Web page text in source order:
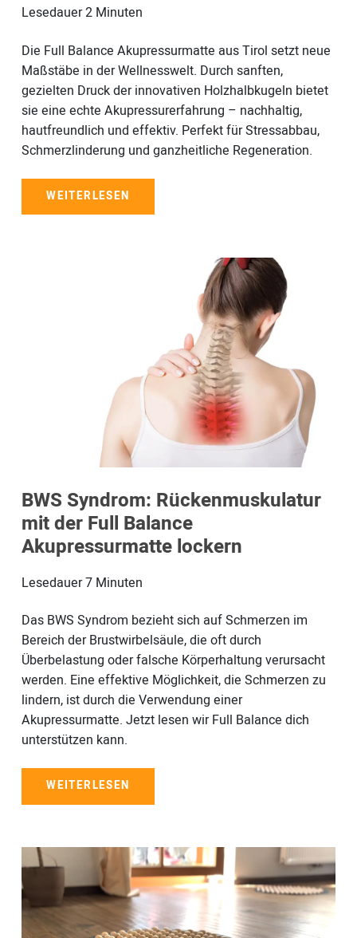
Lesedauer2 Minuten
Die Full Balance Akupressurmatte aus Tirol setzt neue
Maßstäbe in der Wellnesswelt. Durch sanften,
gezielten Druck der innovativen Holzhalbkugeln bietet
sie eine echte Akupressurerfahrung – nachhaltig,
hautfreundlich und effektiv. Perfekt für Stressabbau,
Schmerzlinderung und ganzheitliche Regeneration.
WEITERLESEN
BWS Syndrom: Rückenmuskulatur
mit der Full Balance
Akupressurmatte lockern
Lesedauer7 Minuten
Das BWS Syndrom bezieht sich auf Schmerzen im
Bereich der Brustwirbelsäule, die oft durch
Überbelastung oder falsche Körperhaltung verursacht
werden. Eine effektive Möglichkeit, die Schmerzen zu
lindern, ist durch die Verwendung einer
Akupressurmatte. Jetzt lesen wir Full Balance dich
unterstützen kann.
WEITERLESEN